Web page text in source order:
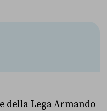
della Lega Armando